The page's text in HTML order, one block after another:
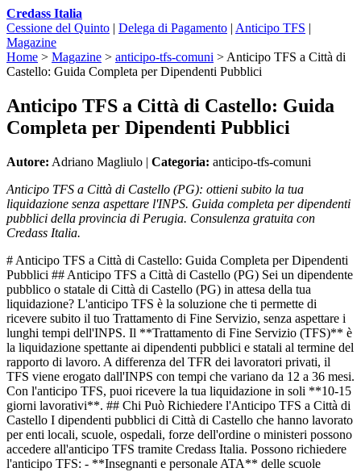
Credass Italia
Cessione del Quinto | Delega di Pagamento | Anticipo TFS |
Magazine
Home > Magazine > anticipo-tfs-comuni > Anticipo TFS a Città di
Castello: Guida Completa per Dipendenti Pubblici
Anticipo TFS a Città di Castello: Guida
Completa per Dipendenti Pubblici
Autore: Adriano Magliulo | Categoria: anticipo-tfs-comuni
Anticipo TFS a Città di Castello (PG): ottieni subito la tua
liquidazione senza aspettare l'INPS. Guida completa per dipendenti
pubblici della provincia di Perugia. Consulenza gratuita con
Credass Italia.
# Anticipo TFS a Città di Castello: Guida Completa per Dipendenti
Pubblici ## Anticipo TFS a Città di Castello (PG) Sei un dipendente
pubblico o statale di Città di Castello (PG) in attesa della tua
liquidazione? L'anticipo TFS è la soluzione che ti permette di
ricevere subito il tuo Trattamento di Fine Servizio, senza aspettare i
lunghi tempi dell'INPS. Il **Trattamento di Fine Servizio (TFS)** è
la liquidazione spettante ai dipendenti pubblici e statali al termine del
rapporto di lavoro. A differenza del TFR dei lavoratori privati, il
TFS viene erogato dall'INPS con tempi che variano da 12 a 36 mesi.
Con l'anticipo TFS, puoi ricevere la tua liquidazione in soli **10-15
giorni lavorativi**. ## Chi Può Richiedere l'Anticipo TFS a Città di
Castello I dipendenti pubblici di Città di Castello che hanno lavorato
per enti locali, scuole, ospedali, forze dell'ordine o ministeri possono
accedere all'anticipo TFS tramite Credass Italia. Possono richiedere
l'anticipo TFS: - **Insegnanti e personale ATA** delle scuole